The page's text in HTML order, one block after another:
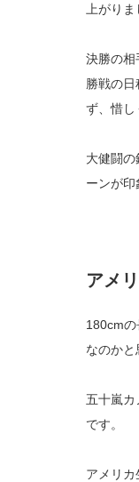
上がりま
決勝の相
勝戦の
ず、惜し
大健闘
ーンが印
アメ
180cm
なのかと
五十嵐カ
です。
アメリ